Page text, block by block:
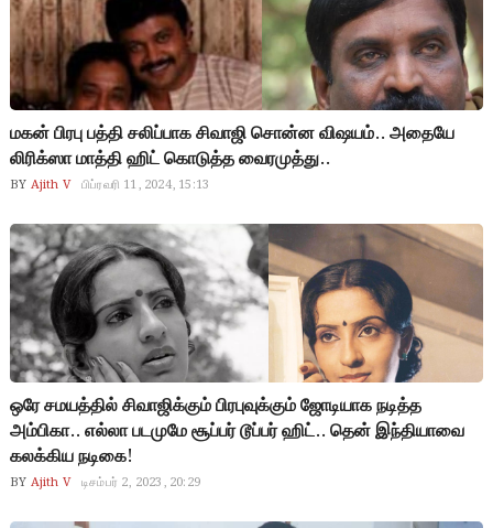
மகன் பிரபு பத்தி சலிப்பாக சிவாஜி சொன்ன விஷயம்.. அதையே
லிரிக்ஸா மாத்தி ஹிட் கொடுத்த வைரமுத்து..
BY Ajith V பிப்ரவரி 11, 2024, 15:13
ஒரே சமயத்தில் சிவாஜிக்கும் பிரபுவுக்கும் ஜோடியாக நடித்த
அம்பிகா.. எல்லா படமுமே சூப்பர் டூப்பர் ஹிட்.. தென் இந்தியாவை
கலக்கிய நடிகை!
BY Ajith V டிசம்பர் 2, 2023, 20:29